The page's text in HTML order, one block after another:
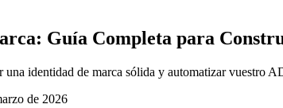
Guía Completa para
una identidad de marca sólida y automatizar vuestro
de 2026